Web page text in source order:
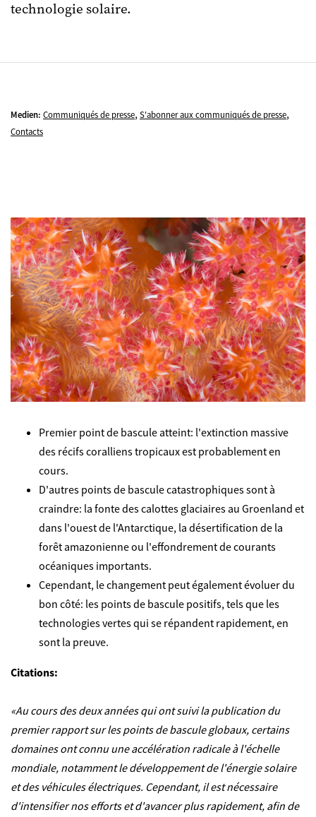
technologie solaire.
Medien: Communiqués de presse, S'abonner aux communiqués de presse,
Contacts
©
Premier point de bascule atteint: l'extinction massive
des récifs coralliens tropicaux est probablement en
cours.
D'autres points de bascule catastrophiques sont à
craindre: la fonte des calottes glaciaires au Groenland et
dans l'ouest de l'Antarctique, la désertification de la
forêt amazonienne ou l'effondrement de courants
océaniques importants.
Cependant, le changement peut également évoluer du
bon côté: les points de bascule positifs, tels que les
technologies vertes qui se répandent rapidement, en
sont la preuve.
Citations:
«Au cours des deux années qui ont suivi la publication du
premier rapport sur les points de bascule globaux, certains
domaines ont connu une accélération radicale à l'échelle
mondiale, notamment le développement de l'énergie solaire
et des véhicules électriques. Cependant, il est nécessaire
d'intensifier nos efforts et d'avancer plus rapidement, afin de